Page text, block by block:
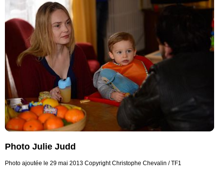
Photo Julie Judd
Photo ajoutée le 29 mai 2013 Copyright Christophe Chevalin / TF1